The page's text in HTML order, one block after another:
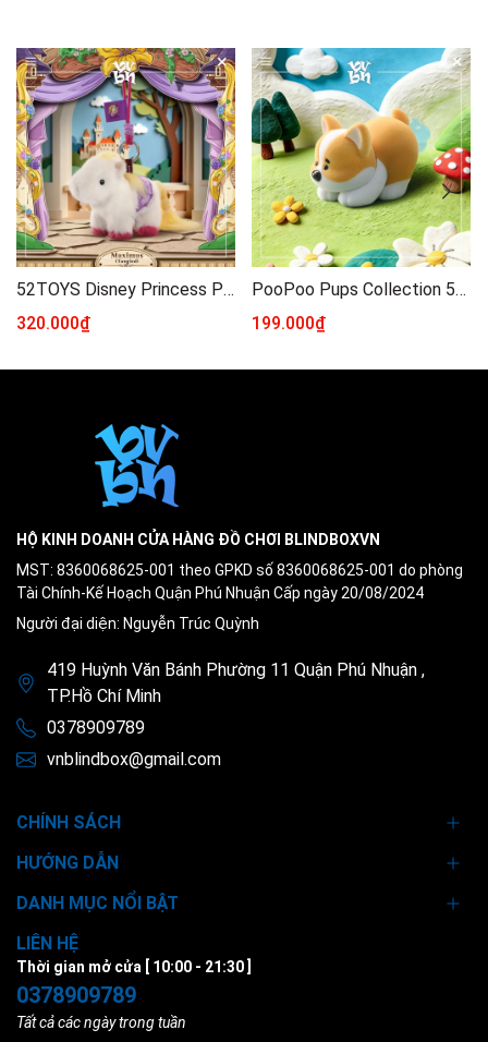
52TOYS Disney Princess Pony Pals Series Plush Keychain Series Blind Box
320.000₫
PooPoo Pups Collection 52Toys Blindbox Series
199.000₫
HỘ KINH DOANH CỬA HÀNG ĐỒ CHƠI BLINDBOXVN
MST: 8360068625-001 theo GPKD số 8360068625-001 do phòng
Tài Chính-Kế Hoạch Quận Phú Nhuận Cấp ngày 20/08/2024
Người đại diện: Nguyễn Trúc Quỳnh
419 Huỳnh Văn Bánh Phường 11 Quận Phú Nhuận ,
TP.Hồ Chí Minh
0378909789
vnblindbox@gmail.com
CHÍNH SÁCH
HƯỚNG DẪN
DANH MỤC NỔI BẬT
LIÊN HỆ
Thời gian mở cửa [ 10:00 - 21:30 ]
0378909789
Tất cả các ngày trong tuần